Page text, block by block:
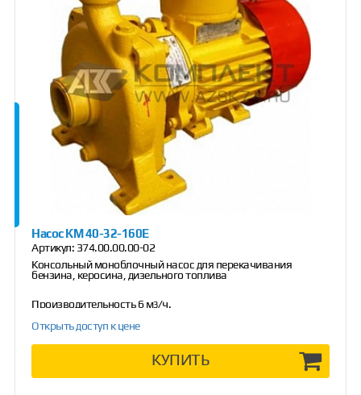
Насос КМ 40-32-160Е
Артикул: 374.00.00.00-02
Консольный моноблочный насос для перекачивания
бензина, керосина, дизельного топлива
Производительность 6 м3/ч.
Открыть доступ к цене
КУПИТЬ